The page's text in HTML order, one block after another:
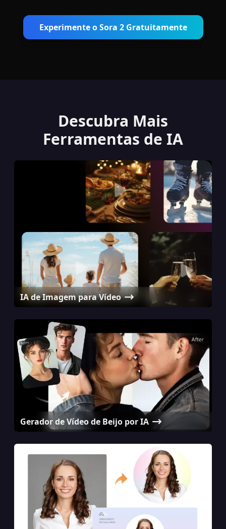
Experimente o Sora 2 Gratuitamente
Descubra Mais
Ferramentas de IA
IA de Imagem para Vídeo
Gerador de Vídeo de Beijo por IA